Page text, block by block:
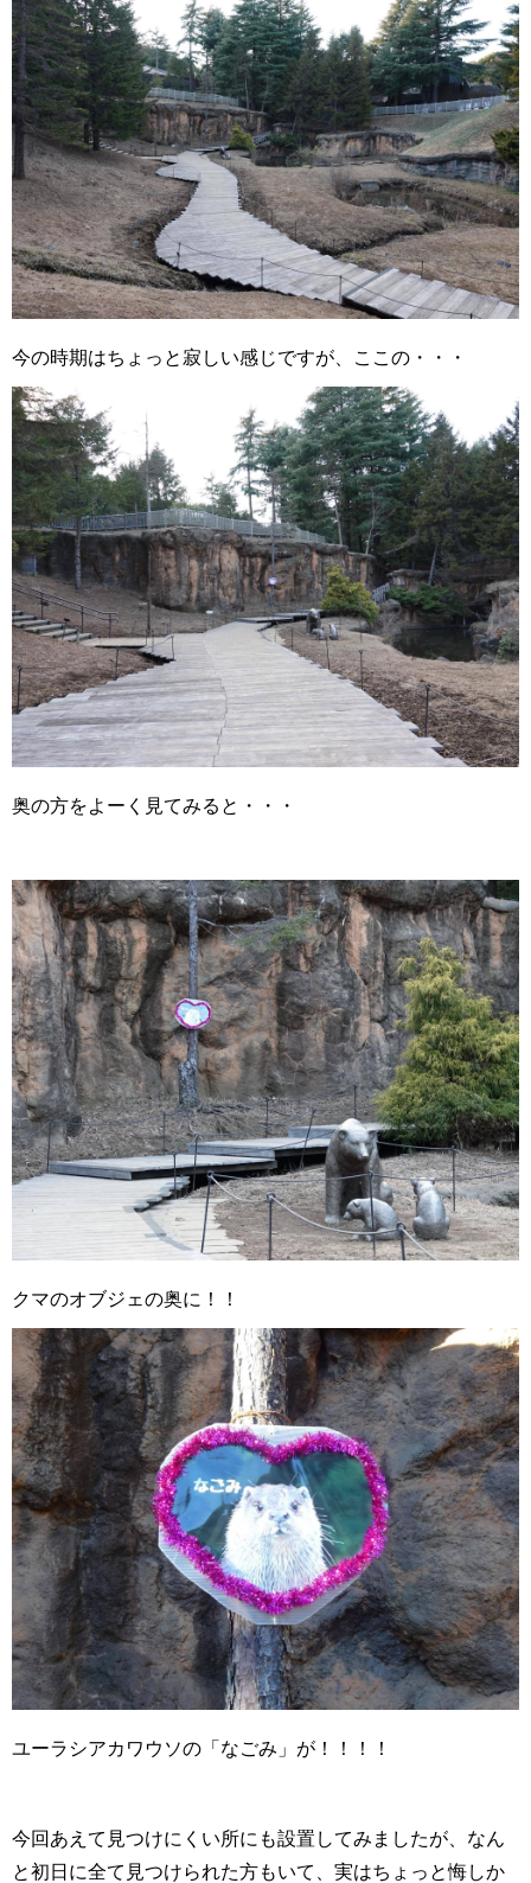
今の時期はちょっと寂しい感じですが、ここの・・・
奥の方をよーく見てみると・・・
クマのオブジェの奥に！！
ユーラシアカワウソの「なごみ」が！！！！
今回あえて見つけにくい所にも設置してみましたが、なん
と初日に全て見つけられた方もいて、実はちょっと悔しか